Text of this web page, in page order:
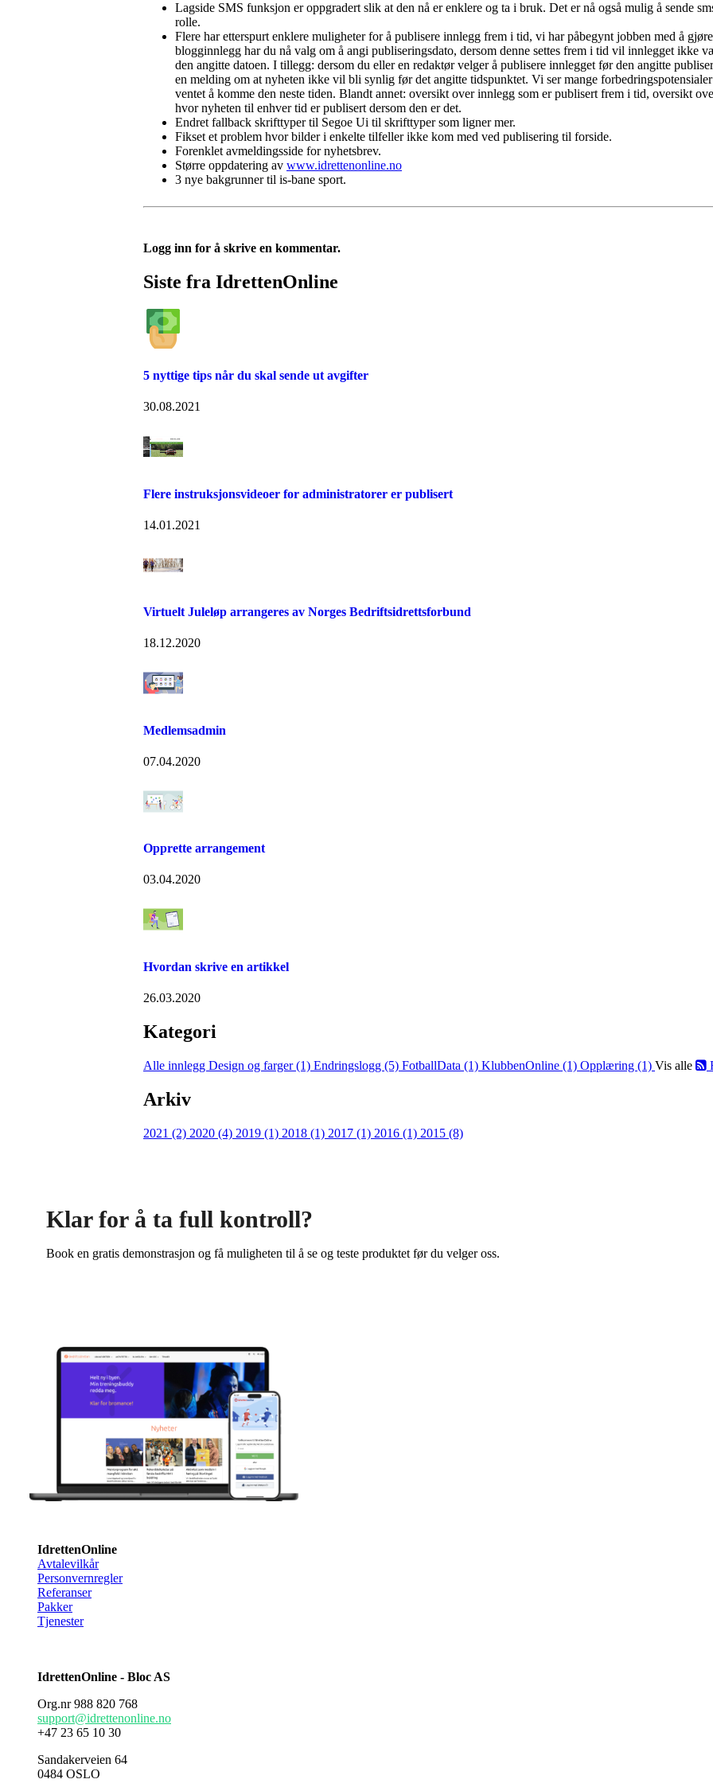
Lagside SMS funksjon er oppgradert slik at den nå er enklere og ta i bruk. Det er nå også mulig å sende
rolle.
Flere har etterspurt enklere muligheter for å publisere innlegg frem i tid, vi har påbegynt jobben med å
blogginnlegg har du nå valg om å angi publiseringsdato, dersom denne settes frem i tid vil innlegget ikke
den angitte datoen. I tillegg: dersom du eller en redaktør velger å publisere innlegget før den angitte
en melding om at nyheten ikke vil bli synlig før det angitte tidspunktet. Vi ser mange
ventet å komme den neste tiden. Blandt annet: oversikt over innlegg som er publisert frem i tid, oversikt
hvor nyheten til enhver tid er publisert dersom den er det.
Endret fallback skrifttyper til Segoe Ui til skrifttyper som ligner mer.
Fikset et problem hvor bilder i enkelte tilfeller ikke kom med ved publisering til forside.
Forenklet avmeldingsside for nyhetsbrev.
Større oppdatering av www.idrettenonline.no
3 nye bakgrunner til is-bane sport.
Logg inn for å skrive en kommentar.
Siste fra IdrettenOnline
5 nyttige tips når du skal sende ut avgifter
30.08.2021
Flere instruksjonsvideoer for administratorer er publisert
14.01.2021
Virtuelt Juleløp arrangeres av Norges Bedriftsidrettsforbund
18.12.2020
Medlemsadmin
07.04.2020
Opprette arrangement
03.04.2020
Hvordan skrive en artikkel
26.03.2020
Kategori
Alle innlegg Design og farger (1) Endringslogg (5) FotballData (1) KlubbenOnline (1) Opplæring (1) Vis alle
Arkiv
2021 (2) 2020 (4) 2019 (1) 2018 (1) 2017 (1) 2016 (1) 2015 (8)
Klar for å ta full kontroll?
Book en gratis demonstrasjon og få muligheten til å se og teste produktet før du velger oss.
IdrettenOnline
Avtalevilkår
Personvernregler
Referanser
Pakker
Tjenester
IdrettenOnline - Bloc AS
Org.nr 988 820 768
support@idrettenonline.no
+47 23 65 10 30
Sandakerveien 64
0484 OSLO